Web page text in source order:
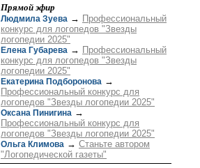
Прямой эфир
Людмила Зуева → Профессиональный
конкурс для логопедов "Звезды
логопедии 2025"
Елена Губарева → Профессиональный
конкурс для логопедов "Звезды
логопедии 2025"
Екатерина Подборонова →
Профессиональный конкурс для
логопедов "Звезды логопедии 2025"
Оксана Пинигина →
Профессиональный конкурс для
логопедов "Звезды логопедии 2025"
Ольга Климова → Станьте автором
"Логопедической газеты"